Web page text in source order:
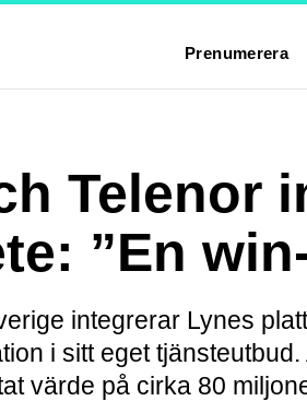
Prenumerera
Telenor
”En
integrerar Lynes
i sitt eget
värde på cirka 80